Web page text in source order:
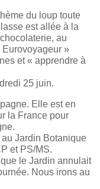
du loup toute
est allée à la
au
»
et « apprendre à
25 juin.
Elle est en
la France pour
Jardin Botanique
et PS/MS.
le Jardin annulait
Nous irons au